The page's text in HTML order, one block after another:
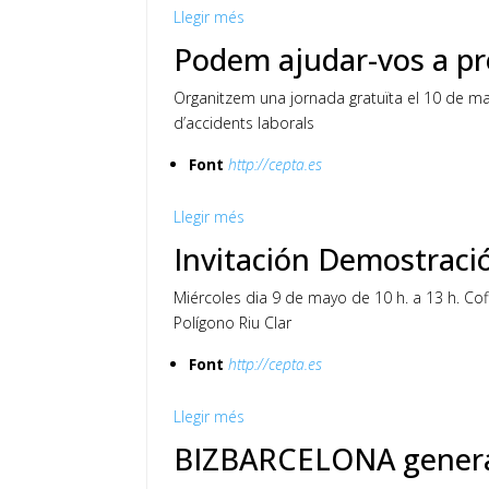
Llegir més
Podem ajudar-vos a
Organitzem una jornada gratuïta el 10 de
d’accidents laborals
Fonthttp://cepta.es
Llegir més
Invitación
Miércoles dia 9 de mayo de 10 h. a 13 h.
Polígono Riu Clar
Fonthttp://cepta.es
Llegir més
BIZBARCELONA